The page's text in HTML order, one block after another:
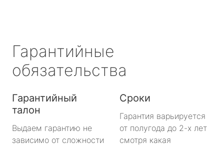
Гарантийные
обязательства
Гарантийный
талон
Выдаем гарантию не
зависимо от сложности
Сроки
Гарантия варьируется
от полугода до 2-х лет
смотря какая